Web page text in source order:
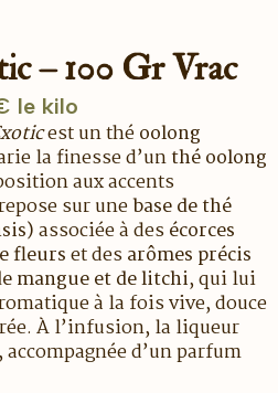
– 100 Gr Vrac
le kilo
est un théoolong
la finesse d’unthé oolong
aux accents
sur unebase de thé
associée à desécorces
fleurset desarômes précis
mangue et de litchi, qui lui
à la fois vive, douce
À l’infusion, la liqueur
, accompagnée d’un parfum